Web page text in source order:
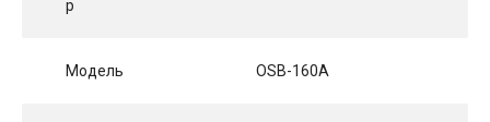
р
Модель OSB-160A